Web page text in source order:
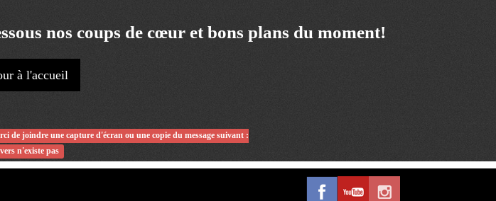
nos coups de cœur et bons plans du moment!
à l'accueil
de joindre une capture d'écran ou une copie du message suivant :
n'existe pas